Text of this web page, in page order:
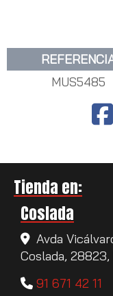
MUS5485
Tienda en:
Coslada
Avda
Coslada, 28823,
91 671 42 11